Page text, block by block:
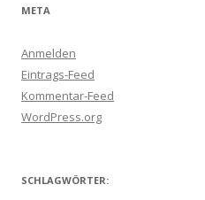
META
Anmelden
Eintrags-Feed
Kommentar-Feed
WordPress.org
SCHLAGWÖRTER: